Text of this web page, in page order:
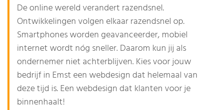
De online wereld verandert razendsnel.
Ontwikkelingen volgen elkaar razendsnel op.
Smartphones worden geavanceerder, mobiel
internet wordt nóg sneller. Daarom kun jij als
ondernemer niet achterblijven. Kies voor jouw
bedrijf in Emst een webdesign dat helemaal van
deze tijd is. Een webdesign dat klanten voor je
binnenhaalt!